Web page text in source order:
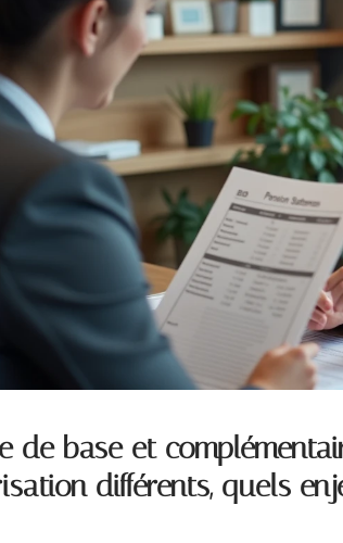
de base et
différents, quels